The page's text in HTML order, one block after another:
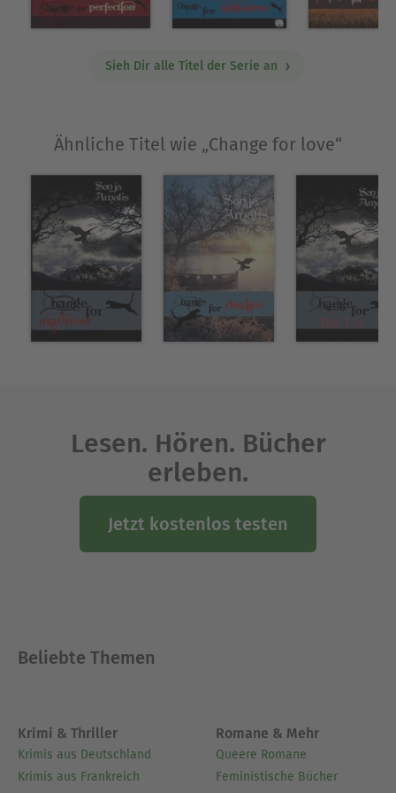
Sieh Dir alle Titel der Serie an
Ähnliche Titel wie „Change for love“
Lesen. Hören. Bücher
erleben.
Jetzt kostenlos testen
Beliebte Themen
Krimi & Thriller
Krimis aus Deutschland
Krimis aus Frankreich
Romane & Mehr
Queere Romane
Feministische Bücher